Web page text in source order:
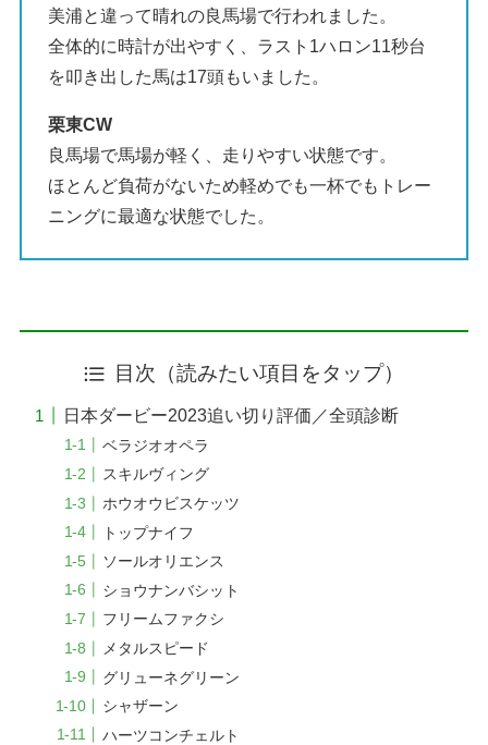
美浦と違って晴れの良馬場で行われました。
全体的に時計が出やすく、ラスト1ハロン11秒台
を叩き出した馬は17頭もいました。
栗東CW
良馬場で馬場が軽く、走りやすい状態です。
ほとんど負荷がないため軽めでも一杯でもトレー
ニングに最適な状態でした。
目次（読みたい項目をタップ）
日本ダービー2023追い切り評価／全頭診断
ベラジオオペラ
スキルヴィング
ホウオウビスケッツ
トップナイフ
ソールオリエンス
ショウナンバシット
フリームファクシ
メタルスピード
グリューネグリーン
シャザーン
ハーツコンチェルト